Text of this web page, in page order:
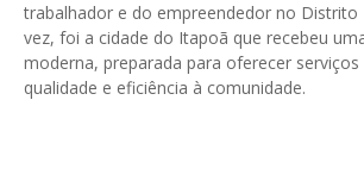
trabalhador e do empreendedor no Distrito
vez, foi a cidade do Itapoã que recebeu
moderna, preparada para oferecer
qualidade e eficiência à comunidade.